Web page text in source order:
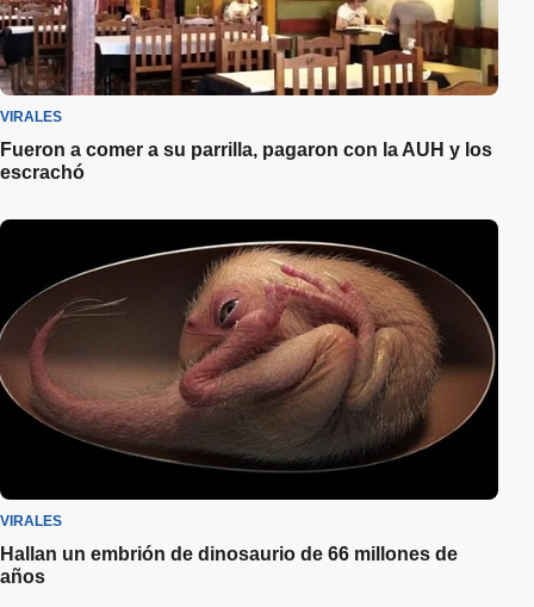
VIRALES
Fueron a comer a su parrilla, pagaron con la AUH y los
escrachó
VIRALES
Hallan un embrión de dinosaurio de 66 millones de
años